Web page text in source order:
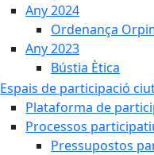
Any 2024
Ordenança
Any 2023
Bústia Ètica
Espais de participació
Plataforma de
Processos
Pressupostos